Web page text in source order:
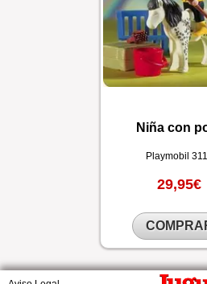
Niña con
Playmobil
29,95€